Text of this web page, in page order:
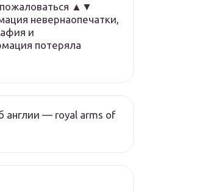
▲▼
невернаопечатки,
и
потеряла
англии — royal arms of